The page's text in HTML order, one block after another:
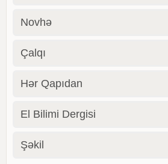
Novhə
Çalqı
Hər Qapıdan
El Bilimi Dergisi
Şəkil